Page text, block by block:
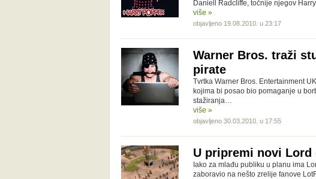
Daniell Radcliffe, točnije njegov
više »
objavljeno 19.08.2010. u 23:17
Warner Bros. traži
pirate
Tvrtka Warner Bros. Entertainment
kojima bi posao bio pomaganje u
stažiranja…
više »
objavljeno 30.03.2010. u 17:55
U pripremi novi Lord
Iako za mlađu publiku u planu ima
zaboravio na nešto zrelije fanove